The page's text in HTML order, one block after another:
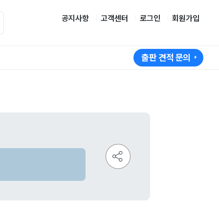
공지사항 고객센터 로그인 회원가입
출판 견적 문의